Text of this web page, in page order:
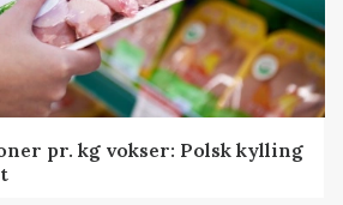
pr. kg vokser: Polsk kylling